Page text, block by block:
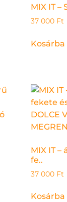
MIX IT –
37 000 Ft
MIX IT
fe..
37 000 Ft